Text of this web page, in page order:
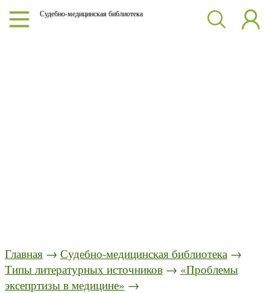
Судебно-медицинская библиотека
Главная → Судебно-медицинская библиотека →
Типы литературных источников → «Проблемы
эксепртизы в медицине» →